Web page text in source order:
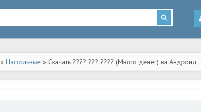
» Настольные » Скачать ???? ??? ???? (Много денег) на Андроид